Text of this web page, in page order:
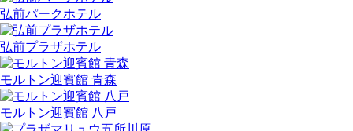
弘前パークホテル
弘前プラザホテル
モルトン迎賓館 青森
モルトン迎賓館 八戸